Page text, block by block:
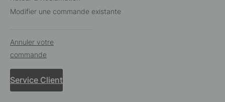
Modifier une commande existante
Annuler votre
commande
Service Client